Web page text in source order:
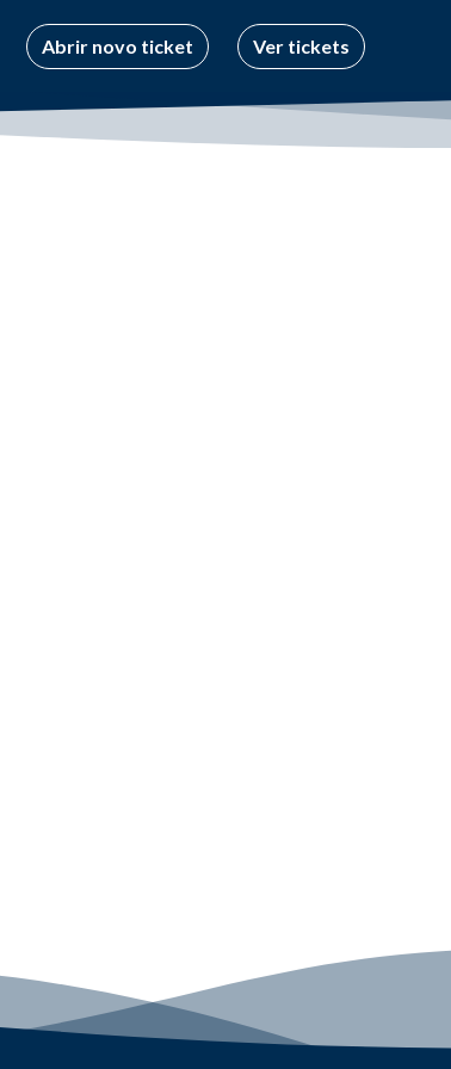
Abrir novo ticket Ver tickets